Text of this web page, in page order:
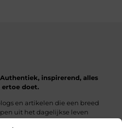
inspirerend, alles
ertoe doet.
en artikelen die een breed
uit het dagelijkse leven